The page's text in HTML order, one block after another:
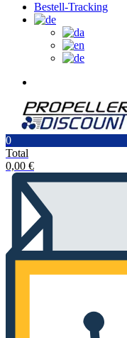
Bestell-Tracking
0
Total
0,00 €